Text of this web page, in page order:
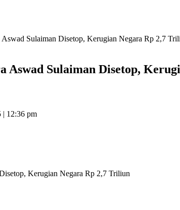
Sulaiman Disetop, Kerugian Negara Rp 2,7
Aswad Sulaiman Disetop,
| 12:36 pm
Kerugian Negara Rp 2,7 Triliun